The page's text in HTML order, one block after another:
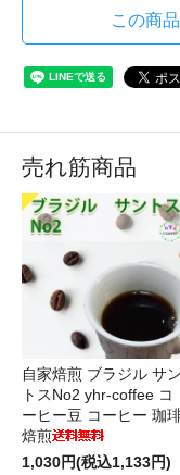
この商
売れ筋商品
自家焙煎 ブラジル サン
トスNo2 yhr-coffee コ
ーヒー豆 コーヒー 珈
焙煎
1,030円(税込1,133円)